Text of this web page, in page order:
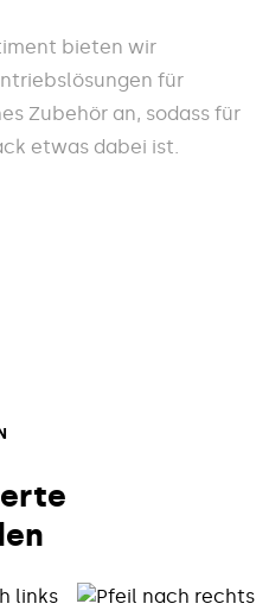
bieten wir
für
Zubehör an, sodass für
etwas dabei ist.